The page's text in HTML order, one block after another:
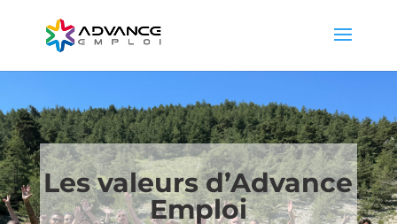
Les valeurs d’Advance
Emploi